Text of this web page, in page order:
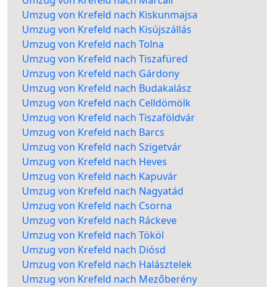
Umzug von Krefeld nach Kiskunmajsa
Umzug von Krefeld nach Kisújszállás
Umzug von Krefeld nach Tolna
Umzug von Krefeld nach Tiszafüred
Umzug von Krefeld nach Gárdony
Umzug von Krefeld nach Budakalász
Umzug von Krefeld nach Celldömölk
Umzug von Krefeld nach Tiszaföldvár
Umzug von Krefeld nach Barcs
Umzug von Krefeld nach Szigetvár
Umzug von Krefeld nach Heves
Umzug von Krefeld nach Kapuvár
Umzug von Krefeld nach Nagyatád
Umzug von Krefeld nach Csorna
Umzug von Krefeld nach Ráckeve
Umzug von Krefeld nach Tököl
Umzug von Krefeld nach Diósd
Umzug von Krefeld nach Halásztelek
Umzug von Krefeld nach Mezőberény